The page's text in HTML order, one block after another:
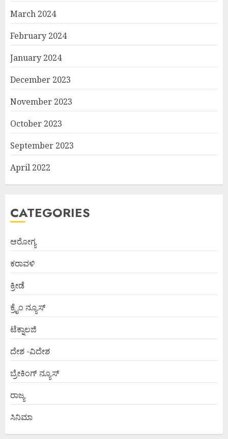
March 2024
February 2024
January 2024
December 2023
November 2023
October 2023
September 2023
April 2022
CATEGORIES
ಆರೋಗ್ಯ
ಕರಾವಳಿ
ಕ್ರೀಡೆ
ಕ್ರೈಂ ನ್ಯೂಸ್
ಟೆಕ್ನಾಲಜಿ
ದೇಶ -ವಿದೇಶ
ಬ್ರೇಕಿಂಗ್ ನ್ಯೂಸ್
ರಾಜ್ಯ
ಸಿನಿಮಾ